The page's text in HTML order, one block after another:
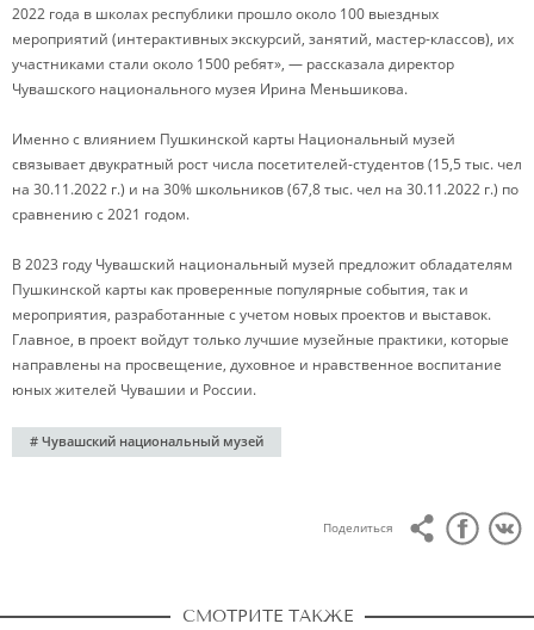
2022 года в школах республики прошло около 100 выездных
мероприятий (интерактивных экскурсий, занятий, мастер-классов), их
участниками стали около 1500 ребят», — рассказала директор
Чувашского национального музея Ирина Меньшикова.
Именно с влиянием Пушкинской карты Национальный музей
связывает двукратный рост числа посетителей-студентов (15,5 тыс. чел
на 30.11.2022 г.) и на 30% школьников (67,8 тыс. чел на 30.11.2022 г.) по
сравнению с 2021 годом.
В 2023 году Чувашский национальный музей предложит обладателям
Пушкинской карты как проверенные популярные события, так и
мероприятия, разработанные с учетом новых проектов и выставок.
Главное, в проект войдут только лучшие музейные практики, которые
направлены на просвещение, духовное и нравственное воспитание
юных жителей Чувашии и России.
# Чувашский национальный музей
Поделиться
СМОТРИТЕ ТАКЖЕ